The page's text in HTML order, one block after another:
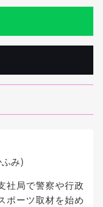
み)
社局で警察や行政
ポーツ取材を始め